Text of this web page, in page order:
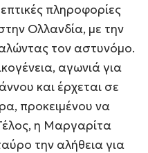
πληροφορίες
Ολλανδία, με την
τον αστυνόμο.
αγωνιά για
και έρχεται σε
προκειμένου να
η Μαργαρίτα
την αλήθεια για